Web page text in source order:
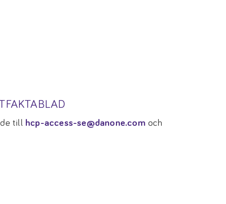
till hcp-access-se@danone.com och